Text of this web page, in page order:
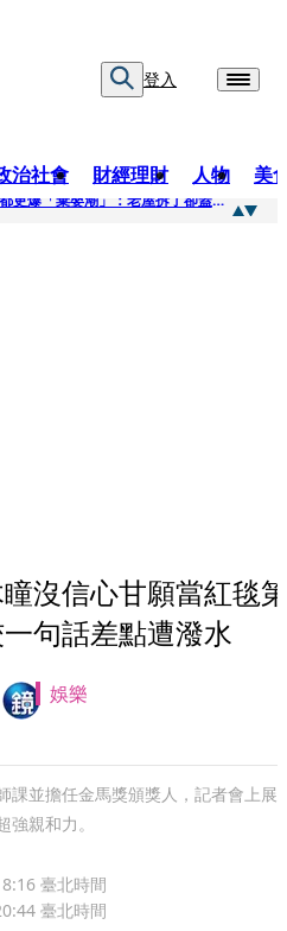
登入
治社會 財經理財 人物 美
都更停擺3／營造成本翻倍 都更爆「棄嬰潮」：老屋拆了卻蓋不下去
瞳沒信心甘願當紅毯
句話差點遭潑水
娛樂
課並擔任金馬獎頒獎人，記者會上展
強親和力。
臺北時間
臺北時間